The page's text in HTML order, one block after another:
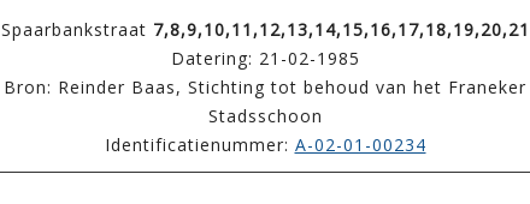
Spaarbankstraat 7,8,9,10,11,12,13,14,15,16,17,18,19,20,21
Datering: 21-02-1985
Bron: Reinder Baas, Stichting tot behoud van het Franeker
Stadsschoon
Identificatienummer: A-02-01-00234